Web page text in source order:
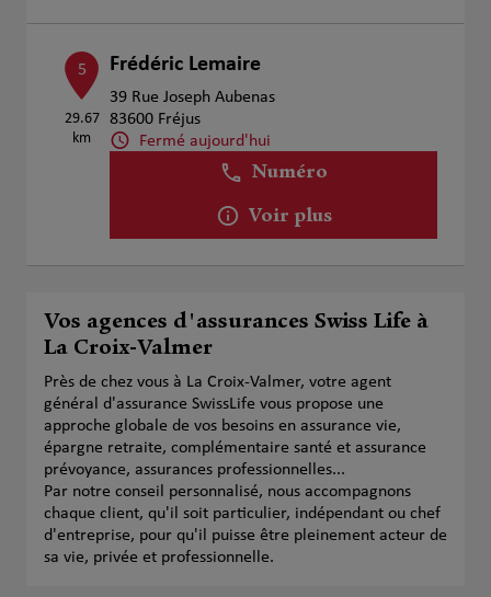
5
29.67
km
Frédéric Lemaire
39 Rue Joseph Aubenas
83600 Fréjus
Fermé aujourd'hui
Numéro
Voir plus
Vos agences d'assurances Swiss Life à
La Croix-Valmer
Près de chez vous à La Croix-Valmer, votre agent
général d'assurance SwissLife vous propose une
approche globale de vos besoins en assurance vie,
épargne retraite, complémentaire santé et assurance
prévoyance, assurances professionnelles...
Par notre conseil personnalisé, nous accompagnons
chaque client, qu'il soit particulier, indépendant ou chef
d'entreprise, pour qu'il puisse être pleinement acteur de
sa vie, privée et professionnelle.